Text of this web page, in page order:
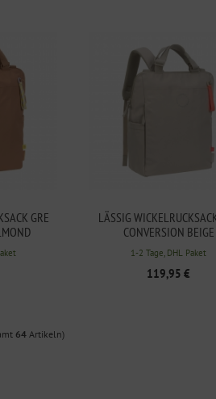
GRE
LÄSSIG
CONVERSION BEIGE
1-2 Tage, DHL Paket
119,95 €
64 Artikeln)